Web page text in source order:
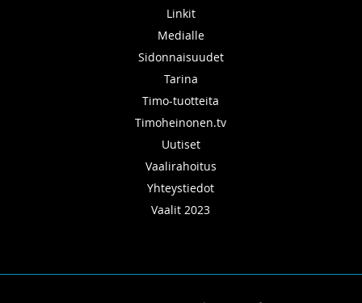
Linkit
Medialle
Sidonnaisuudet
Tarina
Timo-tuotteita
Timoheinonen.tv
Uutiset
Vaalirahoitus
Yhteystiedot
Vaalit 2023